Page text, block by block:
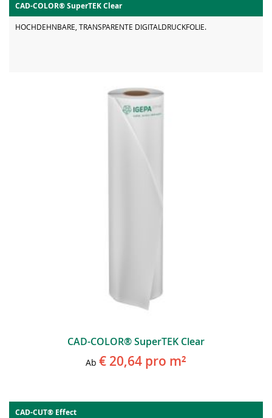
CAD-COLOR® SuperTEK Clear
HOCHDEHNBARE, TRANSPARENTE DIGITALDRUCKFOLIE.
CAD-COLOR® SuperTEK Clear
Ab € 20,64 pro m²
CAD-CUT® Effect